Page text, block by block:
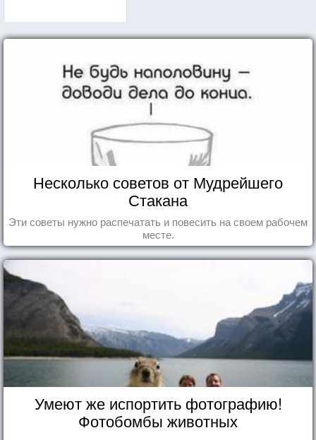
Несколько советов от Мудрейшего
Стакана
Эти советы нужно распечатать и повесить на своем рабочем
месте.
Умеют же испортить фотографию!
Фотобомбы животных